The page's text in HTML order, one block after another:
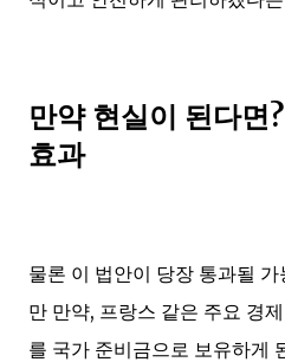
만약 현실이 된다면
효과
물론 이 법안이 당장 통과될
만 만약, 프랑스 같은 주요 경
를 국가 준비금으로 보유하게